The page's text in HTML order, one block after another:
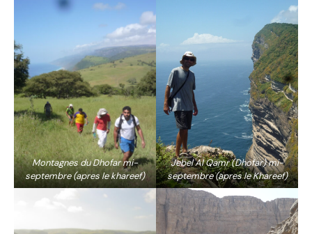
Montagnes du Dhofar mi-
septembre (apres le khareef)
Jebel Al Qamr (Dhofar) mi-
septembre (apres le Khareef)